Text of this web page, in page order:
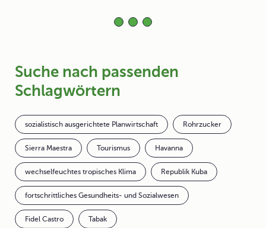
Suche nach passenden
Schlagwörtern
sozialistisch ausgerichtete Planwirtschaft Rohrzucker
Sierra Maestra Tourismus Havanna
wechselfeuchtes tropisches Klima Republik Kuba
fortschrittliches Gesundheits- und Sozialwesen
Fidel Castro Tabak